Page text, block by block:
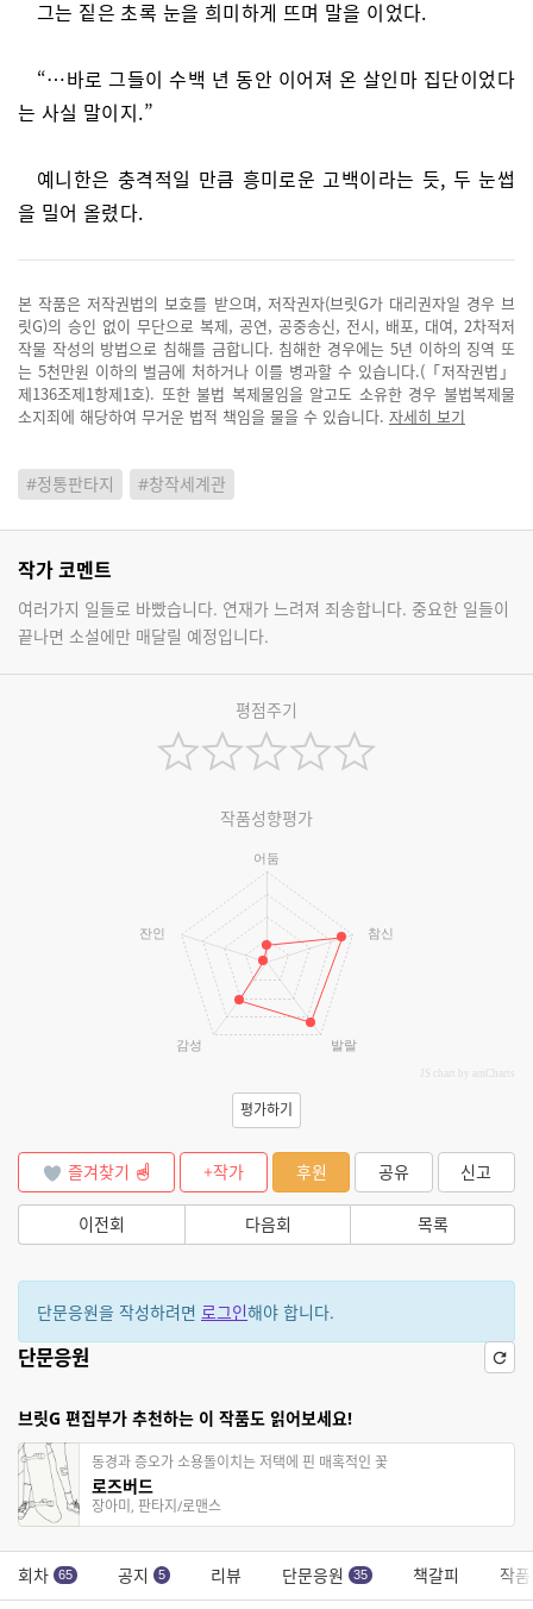
그는 짙은 초록 눈을 희미하게 뜨며 말을 이었다.
“…바로 그들이 수백 년 동안 이어져 온 살인마 집단이었다
는 사실 말이지.”
예니한은 충격적일 만큼 흥미로운 고백이라는 듯, 두 눈썹
을 밀어 올렸다.
본 작품은 저작권법의 보호를 받으며, 저작권자(브릿G가 대리권자일 경우 브
릿G)의 승인 없이 무단으로 복제, 공연, 공중송신, 전시, 배포, 대여, 2차적저
작물 작성의 방법으로 침해를 금합니다. 침해한 경우에는 5년 이하의 징역 또
는 5천만원 이하의 벌금에 처하거나 이를 병과할 수 있습니다.(「저작권법」
제136조제1항제1호). 또한 불법 복제물임을 알고도 소유한 경우 불법복제물
소지죄에 해당하여 무거운 법적 책임을 물을 수 있습니다. 자세히 보기
#정통판타지 #창작세계관
작가 코멘트
여러가지 일들로 바빴습니다. 연재가 느려져 죄송합니다. 중요한 일들이
끝나면 소설에만 매달릴 예정입니다.
평점주기
작품성향평가
어둠
참신
발랄
감성
잔인
JS chart by amCharts
평가하기
즐겨찾기 +작가 후원 공유 신고
이전회 다음회 목록
단문응원을 작성하려면 로그인해야 합니다.
단문응원
브릿G 편집부가 추천하는 이 작품도 읽어보세요!
동경과 증오가 소용돌이치는 저택에 핀 매혹적인 꽃
로즈버드
장아미, 판타지/로맨스
회차 65 공지 5 리뷰 단문응원 35 책갈피 작